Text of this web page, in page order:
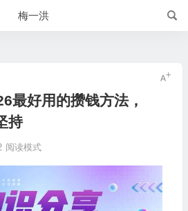
梅一洪
最好用的攒钱方法，
持
阅读模式